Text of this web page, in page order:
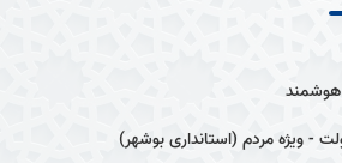
- ویژه مردم (استانداری بوشهر)